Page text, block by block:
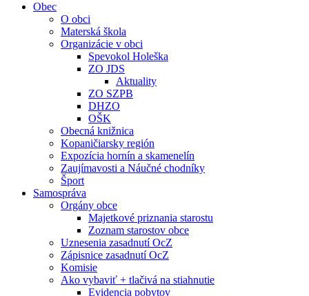
Obec
O obci
Materská škola
Organizácie v obci
Spevokol Holeška
ZO JDS
Aktuality
ZO SZPB
DHZO
OŠK
Obecná knižnica
Kopaničiarsky región
Expozícia hornín a skamenelín
Zaujímavosti a Náučné chodníky
Šport
Samospráva
Orgány obce
Majetkové priznania starostu
Zoznam starostov obce
Uznesenia zasadnutí OcZ
Zápisnice zasadnutí OcZ
Komisie
Ako vybaviť + tlačivá na stiahnutie
Evidencia pobytov